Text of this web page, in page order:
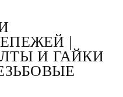
|
И ГАЙКИ